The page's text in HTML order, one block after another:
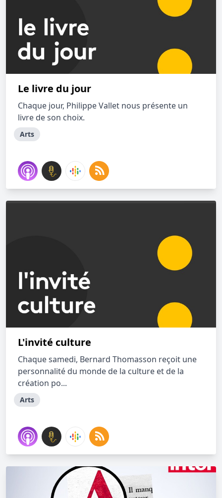
Le livre du jour
Chaque jour, Philippe Vallet nous présente un
livre de son choix.
Arts
L'invité culture
Chaque samedi, Bernard Thomasson reçoit une
personnalité du monde de la culture et de la
création po...
Arts